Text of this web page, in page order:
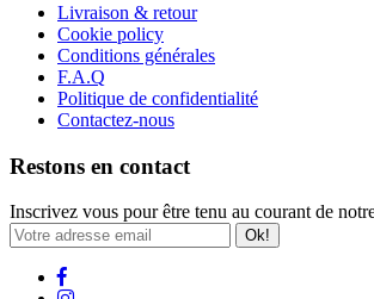
Livraison & retour
Cookie policy
Conditions générales
F.A.Q
Politique de confidentialité
Contactez-nous
Restons en contact
Inscrivez vous pour être tenu au courant de
Ok!